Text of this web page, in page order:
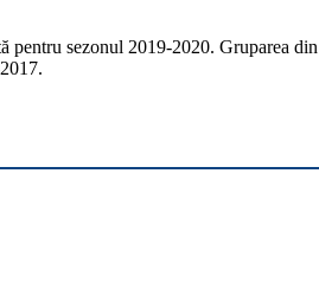
sezonul 2019-2020. Gruparea